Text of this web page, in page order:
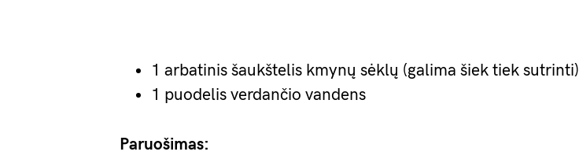
1 arbatinis šaukštelis kmynų sėklų (galima šiek tiek sutrinti)
1 puodelis verdančio vandens
Paruošimas: